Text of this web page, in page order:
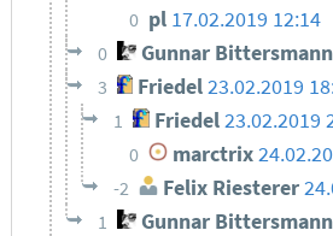
0 pl 17.02.2019 12:14
0 Gunnar Bittersmann
3 Friedel23.02.2019
1 Friedel 23.02.2019
0 marctrix
-2 Felix Riesterer
1 Gunnar Bittersmann